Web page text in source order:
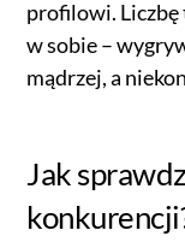
profilowi. Liczbę
w sobie –
mądrzej, a
Jak